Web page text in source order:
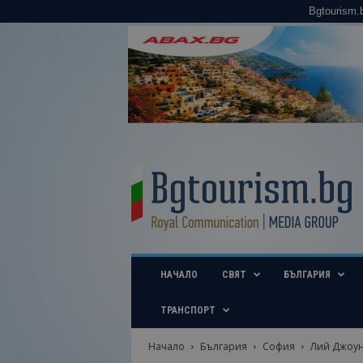
u
i
b
НАЧАЛО СВЯТ БЪЛГАРИЯ
ТРАНСПОРТ
Начало България София
Лий